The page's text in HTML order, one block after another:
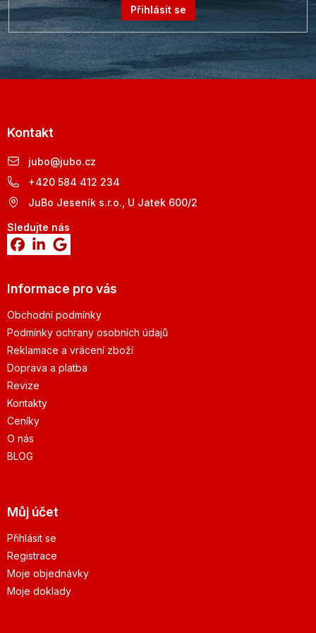
Přihlásit se
Kontakt
jubo@jubo.cz
+420 584 412 234
JuBo Jeseník s.r.o., U Jatek 600/2
Sledujte nás
Informace pro vás
Obchodní podmínky
Podmínky ochrany osobních údajů
Reklamace a vrácení zboží
Doprava a platba
Revize
Kontakty
Ceníky
O nás
BLOG
Můj účet
Přihlásit se
Registrace
Moje objednávky
Moje doklady